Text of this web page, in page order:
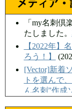
「my名刺倶
たしました。
【2022年】
ろう！】
[Vector]新着
トを選んで
ん名刺”作成